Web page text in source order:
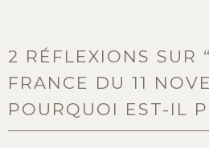
2 RÉFLEXIONS SUR “
FRANCE DU 11
POURQUOI EST-IL